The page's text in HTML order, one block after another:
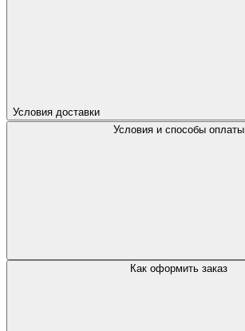
Условия доставки
Условия и способы оплаты
Как оформить заказ